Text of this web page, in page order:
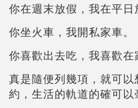
你在週末放假，我在平日
你坐火車，我開私家車。
你喜歡出去吃，我喜歡在
真是隨便列幾項，就可
約，生活的軌道的確可以